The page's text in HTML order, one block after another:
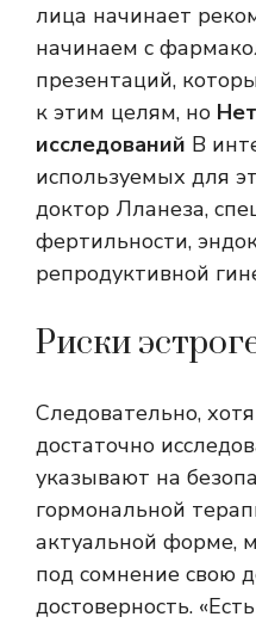
лица начинает
начинаем с
презентаций,
к этим целям, но
исследований В
используемых для
доктор Лланеза,
фертильности,
репродуктивной
Риски
Следовательно,
достаточно
указывают на
гормональной
актуальной форме,
под сомнение свою
достоверность.